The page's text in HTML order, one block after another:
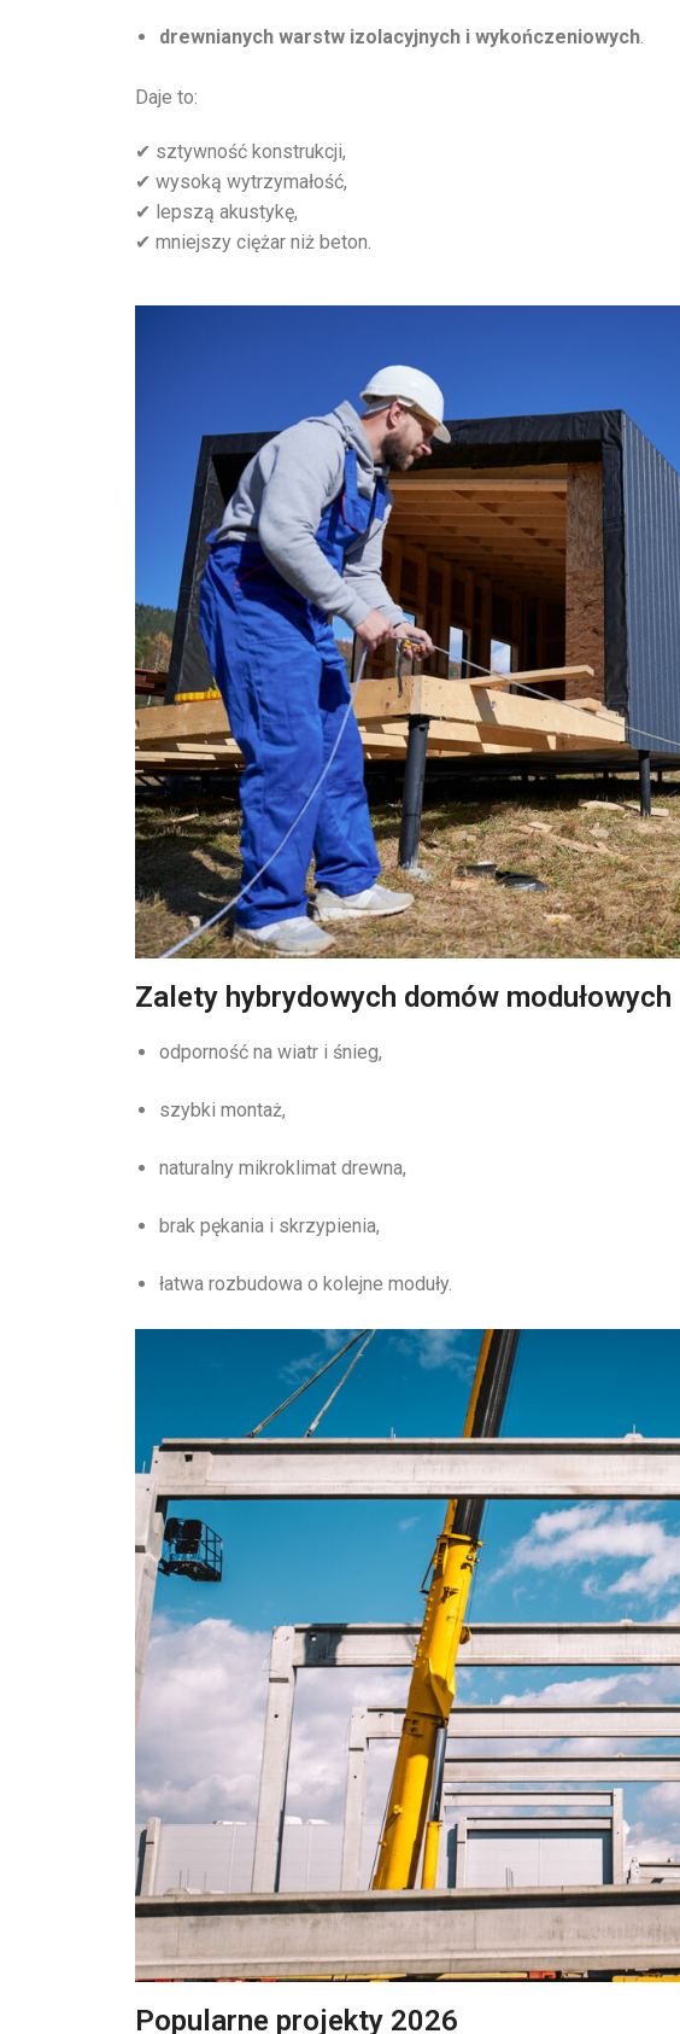
drewnianych warstw izolacyjnych i wykończeniowych.
Daje to:
✔ sztywność konstrukcji,
✔ wysoką wytrzymałość,
✔ lepszą akustykę,
✔ mniejszy ciężar niż beton.
Zalety hybrydowych domów modułowych
odporność na wiatr i śnieg,
szybki montaż,
naturalny mikroklimat drewna,
brak pękania i skrzypienia,
łatwa rozbudowa o kolejne moduły.
Popularne projekty 2026